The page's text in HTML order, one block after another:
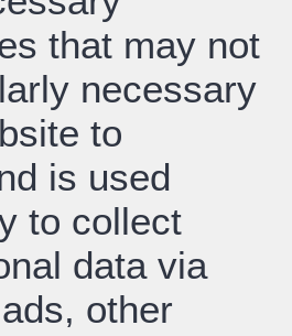
that may not
necessary
to
is used
to collect
data via
other